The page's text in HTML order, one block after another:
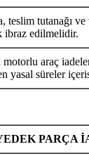
teslim tutanağı
ibraz edilmelidir.
motorlu araç
yasal süreler
PARÇA